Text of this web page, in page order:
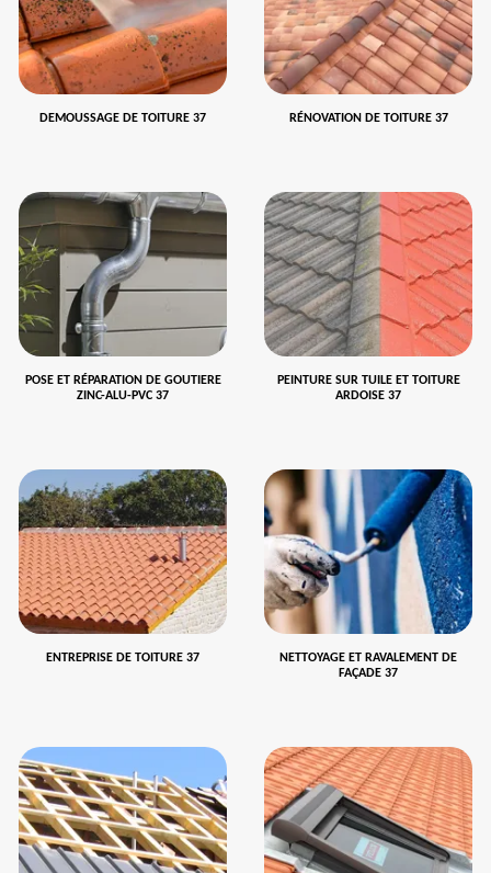
DEMOUSSAGE DE TOITURE 37 RÉNOVATION DE TOITURE 37
POSE ET RÉPARATION DE GOUTIERE
ZINC-ALU-PVC 37
PEINTURE SUR TUILE ET TOITURE
ARDOISE 37
ENTREPRISE DE TOITURE 37
NETTOYAGE ET RAVALEMENT DE
FAÇADE 37